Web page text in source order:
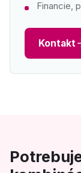
Financie,
Kontakt